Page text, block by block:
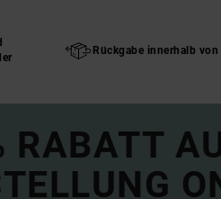
Rückgabe innerhalb von
RABATT